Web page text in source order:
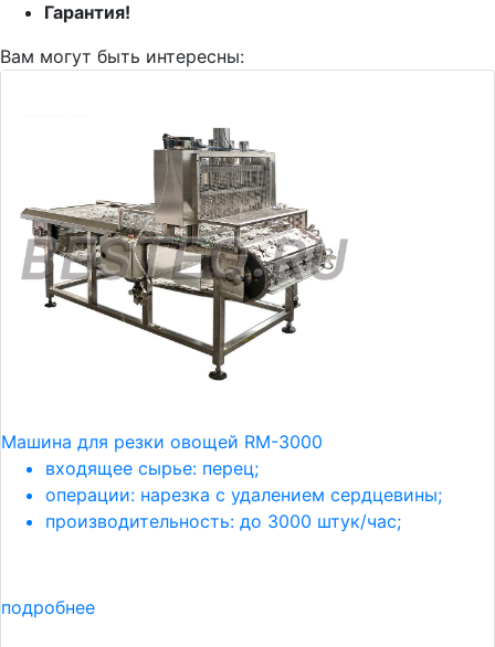
Гарантия!
Вам могут быть интересны:
Машина для резки овощей RM-3000
входящее сырье: перец;
операции: нарезка с удалением сердцевины;
производительность: до 3000 штук/час;
подробнее